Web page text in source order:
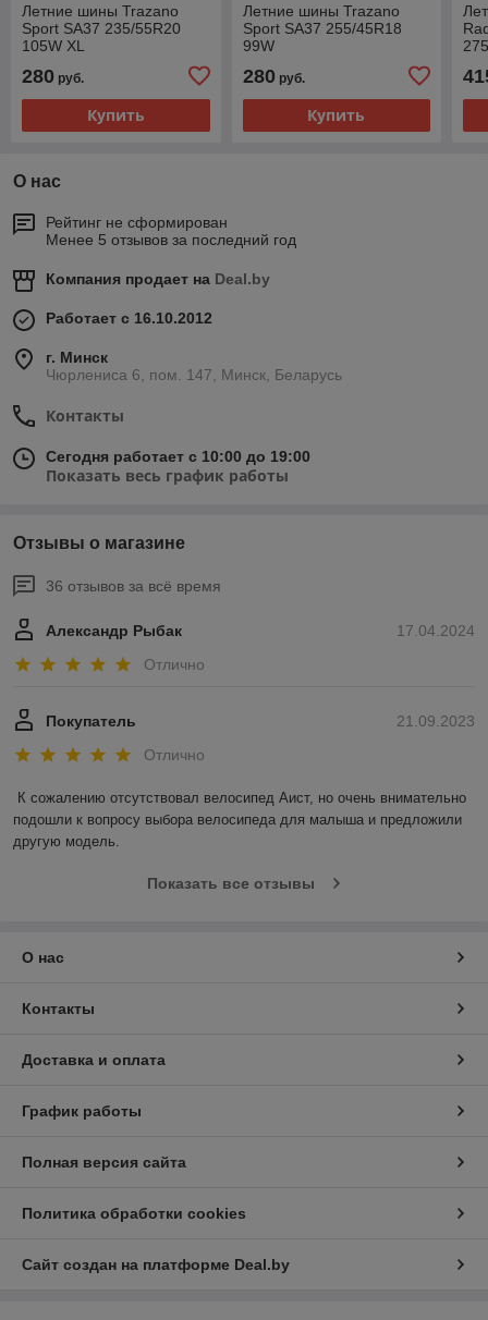
Летние шины Trazano
Sport SA37 235/55R20
105W XL
280 руб.
Купить
Летние шины Trazano
Sport SA37 255/45R18
99W
280руб.
Купить
О нас
Рейтинг не сформирован
Менее 5 отзывов за последний год
Компания продает на Deal.by
Работает с 16.10.2012
г. Минск
Чюрлениса 6, пом. 147, Минск, Беларусь
Контакты
Сегодня работает с 10:00 до 19:00
Показать весь график работы
Отзывы о магазине
36 отзывов за всё время
17.04.2024
Александр Рыбак
Отлично
21.09.2023
Покупатель
Отлично
К сожалению отсутствовал велосипед Аист, но очень внимательно
подошли к вопросу выбора велосипеда для малыша и предложили
другую модель.
Показать все отзывы
О нас
Контакты
Доставка и оплата
График работы
Полная версия сайта
Политика обработки cookies
Сайт создан на платформе Deal.by